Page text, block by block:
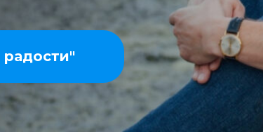
радости"